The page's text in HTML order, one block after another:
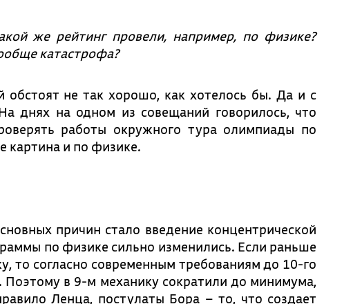
же рейтинг провели, например, по физике?
катастрофа?
не так хорошо, как хотелось бы. Да и с
днях на одном из совещаний говорилось, что
работы окружного тура олимпиады по
картина и по физике.
причин стало введение концентрической
по физике сильно изменились. Если раньше
то согласно современным требованиям до 10-го
в 9-м механику сократили до минимума,
Ленца, постулаты Бора – то, что создает